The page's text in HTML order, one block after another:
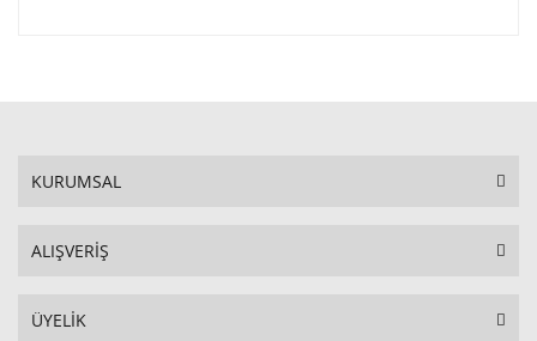
KURUMSAL
ALIŞVERİŞ
ÜYELİK